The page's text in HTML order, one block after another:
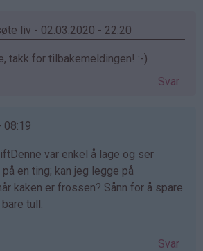
liv - 02.03.2020 - 22:20
takk for tilbakemeldingen! :-)
Svar
08:19
var enkel å lage og ser
en ting; kan jeg legge på
kaken er frossen? Sånn for å spare
tull.
Svar